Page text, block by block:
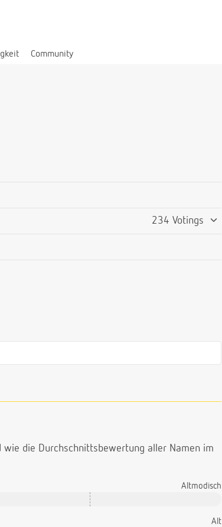
Community
234 Votings
die Durchschnittsbewertung aller Namen im
Altmodisch
Alt